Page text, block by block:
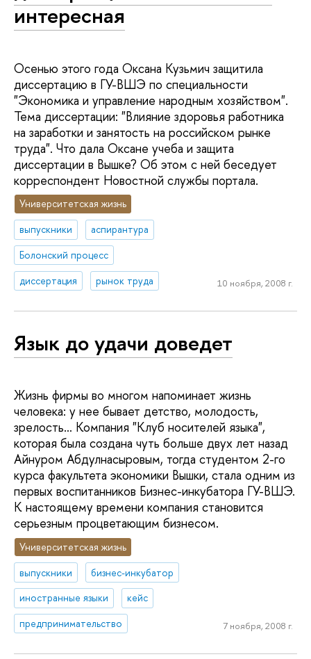
интересная
Осенью этого года Оксана Кузьмич защитила
диссертацию в ГУ-ВШЭ по специальности
"Экономика и управление народным хозяйством".
Тема диссертации: "Влияние здоровья работника
на заработки и занятость на российском рынке
труда". Что дала Оксане учеба и защита
диссертации в Вышке? Об этом с ней беседует
корреспондент Новостной службы портала.
Университетская жизнь
выпускники
аспирантура
Болонский процесс
диссертация
рынок труда 10 ноября, 2008 г.
Язык до удачи доведет
Жизнь фирмы во многом напоминает жизнь
человека: у нее бывает детство, молодость,
зрелость… Компания "Клуб носителей языка",
которая была создана чуть больше двух лет назад
Айнуром Абдулнасыровым, тогда студентом 2-го
курса факультета экономики Вышки, стала одним из
первых воспитанников Бизнес-инкубатора ГУ-ВШЭ.
К настоящему времени компания становится
серьезным процветающим бизнесом.
Университетская жизнь
выпускники
бизнес-инкубатор
иностранные языки
кейс
предпринимательство
7 ноября, 2008 г.